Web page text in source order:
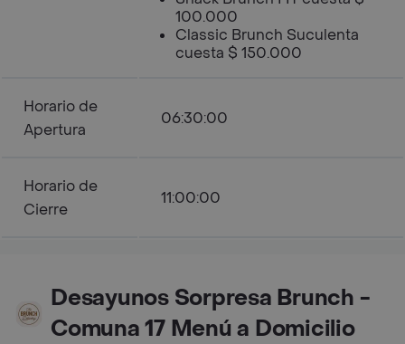
100.000
Classic Brunch Suculenta
cuesta $ 150.000
Horario de
Apertura
06:30:00
Horario de
Cierre
11:00:00
Desayunos Sorpresa Brunch -
Comuna 17 Menú a Domicilio